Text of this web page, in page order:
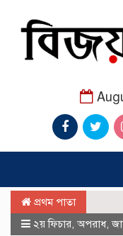
প্রথম পাতা
২য় ফিচার অপরাধ,